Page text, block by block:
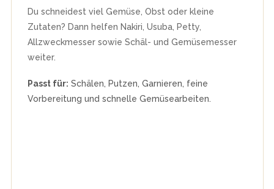
Du schneidest viel Gemüse, Obst oder kleine
Zutaten? Dann helfen Nakiri, Usuba, Petty,
Allzweckmesser sowie Schäl- und Gemüsemesser
weiter.
Passt für: Schälen, Putzen, Garnieren, feine
Vorbereitung und schnelle Gemüsearbeiten.